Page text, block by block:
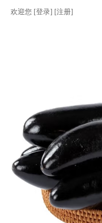
欢迎您 [登录] [注册]